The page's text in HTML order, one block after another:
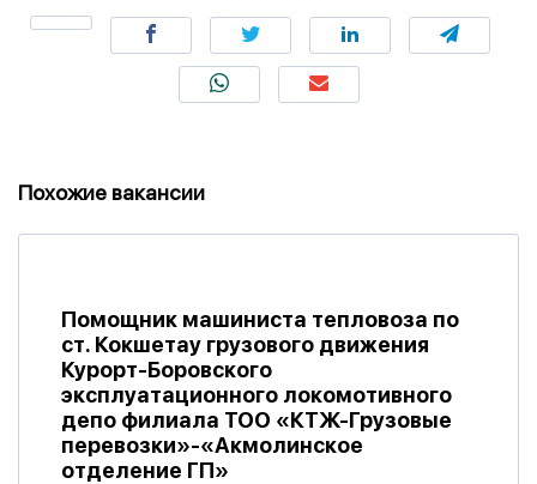
Похожие вакансии
Помощник машиниста тепловоза по
ст. Кокшетау грузового движения
Курорт-Боровского
эксплуатационного локомотивного
депо филиала ТОО «КТЖ-Грузовые
перевозки»-«Акмолинское
отделение ГП»